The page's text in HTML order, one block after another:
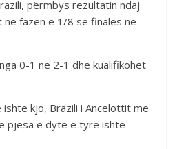
përmbys rezultatin ndaj
në fazën e 1/8 së finales në
0-1 në 2-1 dhe kualifikohet
kjo, Brazili i Ancelottit me
pjesa e dytë e tyre ishte